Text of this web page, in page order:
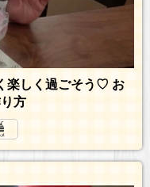
楽しく過ごそう♡ お
方